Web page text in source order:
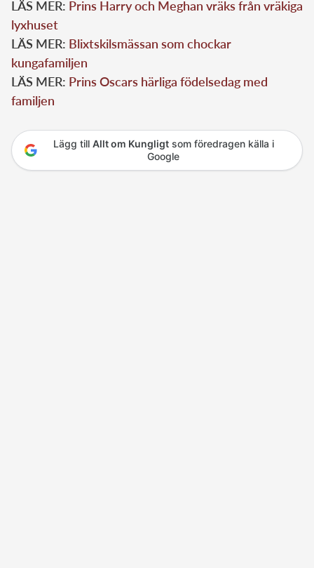
LÄS MER: Prins Harry och Meghan vräks från vräkiga
lyxhuset
LÄS MER: Blixtskilsmässan som chockar
kungafamiljen
LÄS MER: Prins Oscars härliga födelsedag med
familjen
Lägg till Allt om Kungligtsom föredragen källa i
Google